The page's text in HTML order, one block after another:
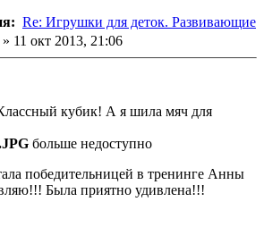
Re: Игрушки для деток. Развивающие
» 11 окт 2013, 21:06
кубик! А я шила мяч для
больше недоступно
победительницей в тренинге Анны
Была приятно удивлена!!!